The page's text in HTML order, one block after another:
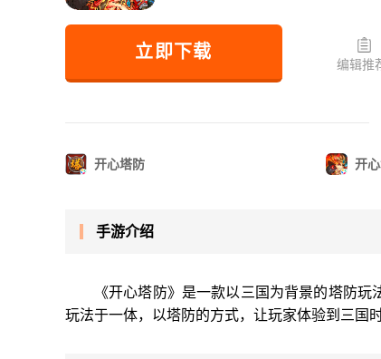
立即下载
编辑推
开心塔防 开
手游介绍
《开心塔防》是一款以三国为背景的塔防
玩法于一体，以塔防的方式，让玩家体验到三国